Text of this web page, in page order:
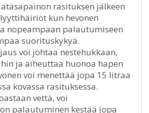
rasituksen jälkeen
kun hevonen
nopeampaan palautumiseen
suorituskykyä.
voi johtaa nestehukkaan,
ja aiheuttaa huonoa hapen
voi menettää jopa 15 litraa
kovassa rasituksessa.
vettä, voi
palautuminen kestää jopa